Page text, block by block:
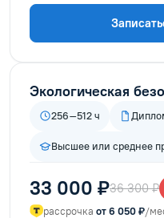
Экологическая
256–512 ч
Высшее или среднее
33 000 ₽36 300 ₽
рассрочка от 6 050 ₽/